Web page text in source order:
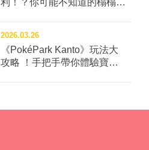
2026.03.26
《PokéPark Kanto》玩法大
攻略 ！手把手帶你體驗寶可